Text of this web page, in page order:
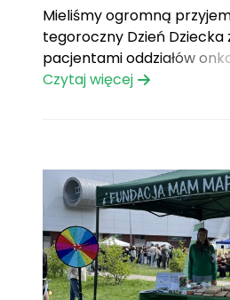
Mieliśmy ogromną
tegoroczny Dzień Dziecka
pacjentami oddziałów
gdańskiego
wydarzenie
Wspólnie z zaproszonymi
się stworzyć wyjątkowy
Czytaj więcej